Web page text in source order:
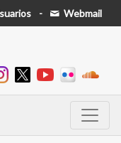
- Webmail